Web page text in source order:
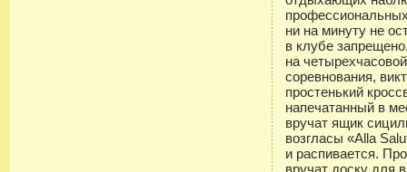
ни на минуту не
в клубе
на
соревнования,
простенький
напечатанный в
вручат ящик
возгласы «Alla
и распивается.
вручат доску для